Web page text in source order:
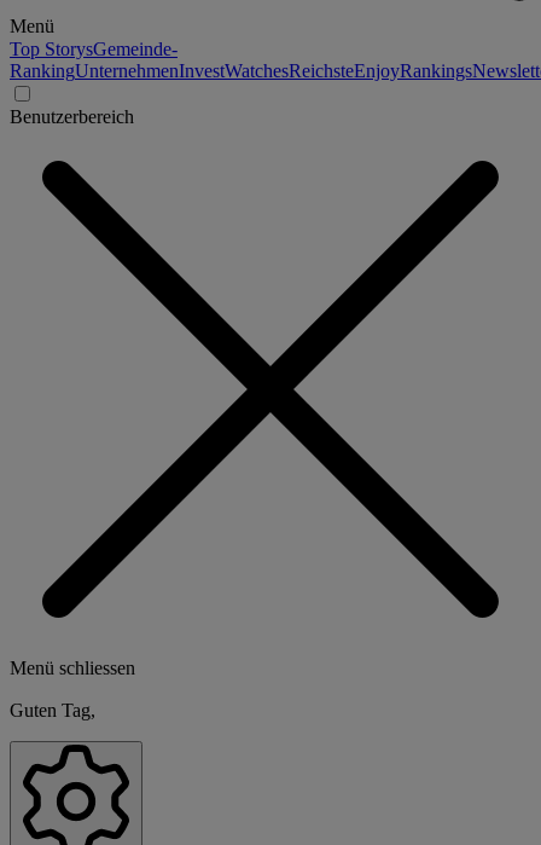
Menü
Top StorysGemeinde-
RankingUnternehmenInvestWatchesReichsteEnjoyRankings
Benutzerbereich
Menü schliessen
Guten Tag,